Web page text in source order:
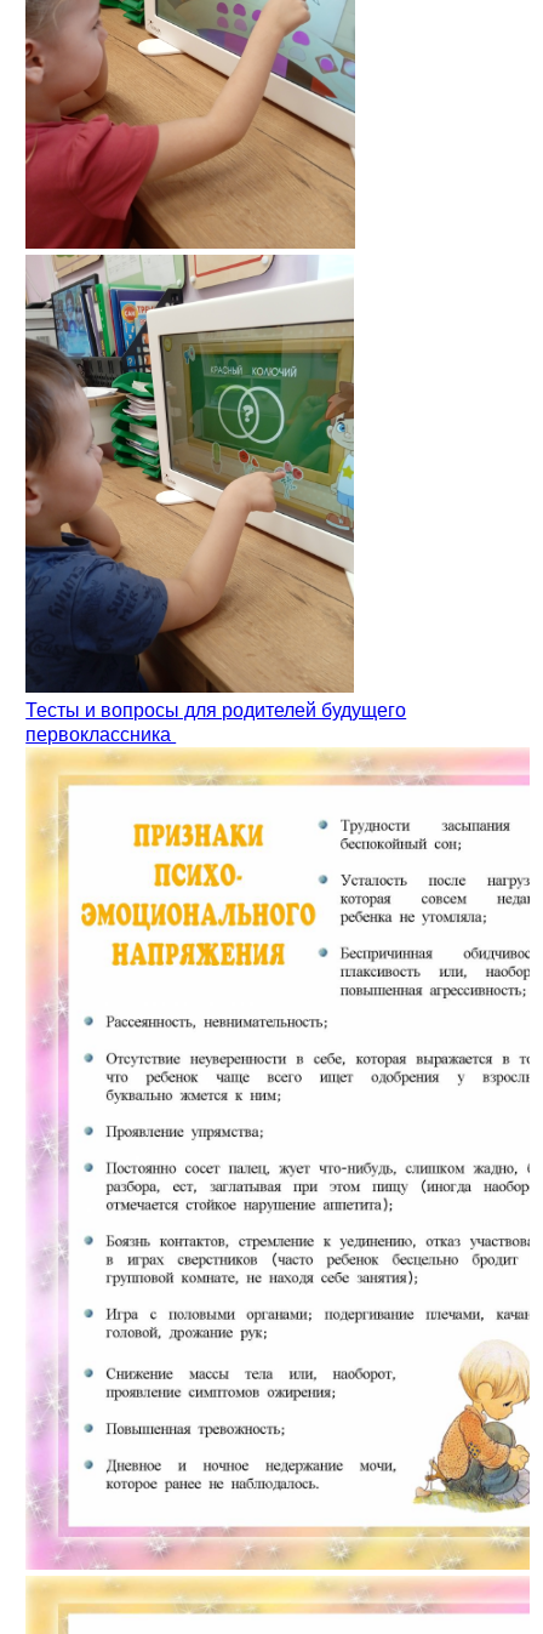
Тесты и вопросы для родителей будущего
первоклассника